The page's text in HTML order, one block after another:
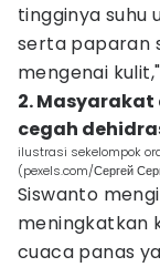
tingginya suhu
serta paparan
mengenai
2.
cegah
ilustrasi sekelompok
(pexels.com/Сергей
Siswanto
meningkatkan
cuaca panas